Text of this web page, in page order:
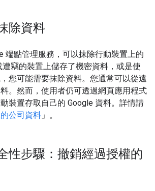
除資料
端點管理服務，可以抹除行動裝置上的
竊的裝置上儲存了機密資料，或是使
您可能需要抹除資料。您通常可以從遠
。然而，使用者仍可透過網頁應用程式
裝置存取自己的 Google 資料。詳情請
公司資料 」。
性步驟：撤銷經過授權的